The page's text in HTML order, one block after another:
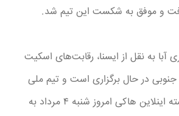
و موفق به شکست این تیم شد.
آبا به نقل از ایسنا، رقابت‌های اسکیت
جنوبی در حال برگزاری است و تیم ملی
اسکیت بانوان در رشته اینلاین هاکی امروز شنبه ۴ مرداد به